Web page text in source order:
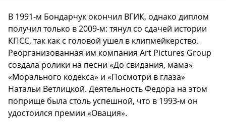
В 1991-м Бондарчук окончил ВГИК, однако диплом
получил только в 2009-м: тянул со сдачей истории
КПСС, так как с головой ушел в клипмейкерство.
Реорганизованная им компания Art Pictures Group
создала ролики на песни «До свидания, мама»
«Морального кодекса» и «Посмотри в глаза»
Натальи Ветлицкой. Деятельность Федора на этом
поприще была столь успешной, что в 1993-м он
удостоился премии «Овация».